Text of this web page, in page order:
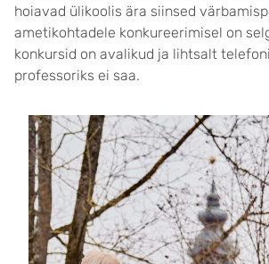
hoiavad ülikoolis ära siinsed
ametikohtadele konkureerimisel on
konkursid on avalikud ja lihtsalt
professoriks ei saa.